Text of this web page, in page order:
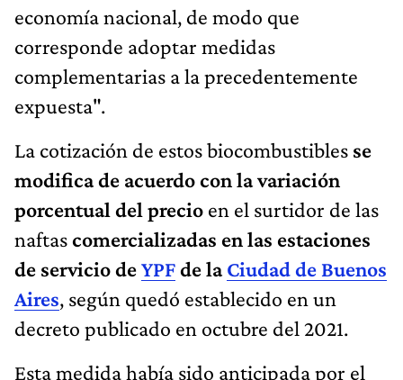
economía nacional, de modo que
corresponde adoptar medidas
complementarias a la precedentemente
expuesta".
La cotización de estos biocombustibles se
modifica de acuerdo con la variación
porcentual del precio en el surtidor de las
naftascomercializadas en las estaciones
de servicio deYPFde laCiudad de Buenos
Aires, según quedó establecido en un
decreto publicado en octubre del 2021.
Esta medida había sido anticipada por el